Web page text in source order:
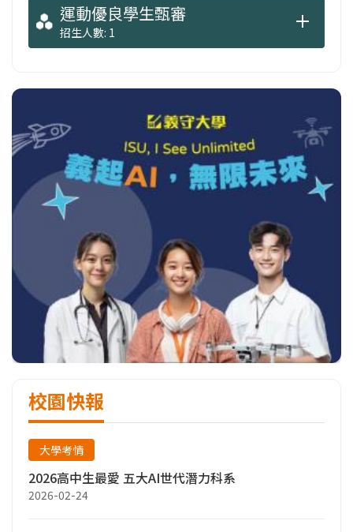
運動優良學生甄審
招生人數: 1
校園快報
大學考情
2026高中生最愛 五大AI世代潛力科系
2026-02-24